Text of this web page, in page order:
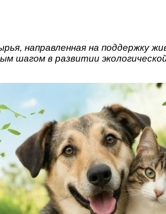
направленная на поддержку
шагом в развитии